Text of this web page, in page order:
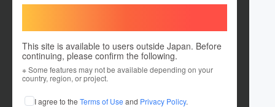
This site is available to users outside Japan. Before
continuing, please confirm the following.
※ Some features may not be available depending on your
country, region, or project.
I agree to the Terms of Use and Privacy Policy.
user_47d877d70864